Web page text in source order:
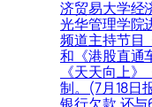
济贸易大学经
光华管理学院
频道主持节目
和《港股直通
《天天向上
制。(7月18日